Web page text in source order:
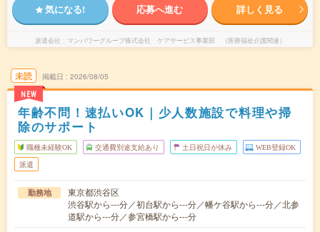
気になる! 応募へ進む 詳しく見る
派遣会社 マンパワーグループ株式会社 ケアサービス事業部 （医療福祉介護関連）
未読
NEW
掲載日 2026/08/05
年齢不問！速払いOK｜少人数施設で料理や掃
除のサポート
職種未経験OK 交通費別途支給あり 土日祝日が休み WEB登録OK
派遣
勤務地
東京都渋谷区
渋谷駅から---分／初台駅から---分／幡ケ谷駅から---分／北参
道駅から---分／参宮橋駅から---分